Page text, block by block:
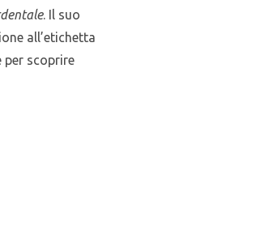
. Il suo
all’etichetta
per scoprire